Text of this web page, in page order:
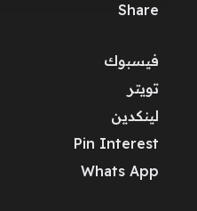
Share
فيسبوك
تويتر
لينكدين
Pin Interest
Whats App